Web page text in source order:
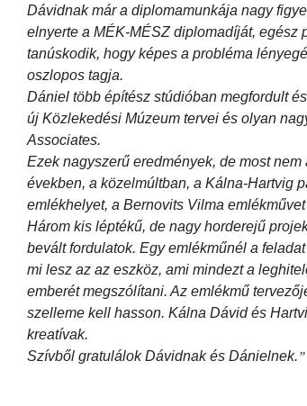
Dávidnak már a diplomamunkája nagy
elnyerte a MÉK-MÉSZ diplomadíját, egész
tanúskodik, hogy képes a probléma
oszlopos tagja.
Dániel több építész stúdióban megfordult
új Közlekedési Múzeum tervei és olyan
Associates.
Ezek nagyszerű eredmények, de most
években, a közelmúltban, a Kálna-Hartvig
emlékhelyet, a Bernovits Vilma
Három kis léptékű, de nagy horderejű
bevált fordulatok. Egy emlékműnél a
mi lesz az az eszköz, ami mindezt a
emberét megszólítani. Az emlékmű
szelleme kell hasson. Kálna Dávid és
kreatívak.
Szívből gratulálok Dávidnak és Dánielnek.”